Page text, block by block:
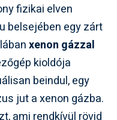
fizikai elven
belsejében egy zárt
xenon gázzal
kioldója
beindul, egy
jut a xenon gázba.
ami rendkívül rövid